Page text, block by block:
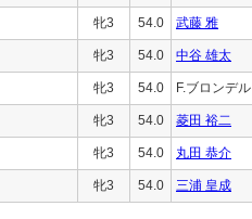
牝3 54.0 武藤 雅
牝3 54.0 中谷 雄太
牝3 54.0 F.ブロンデル
牝3 54.0 菱田 裕二
牝3 54.0 丸田 恭介
牝3 54.0 三浦 皇成